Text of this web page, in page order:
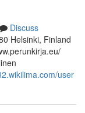
Discuss
Helsinki, Finland
user